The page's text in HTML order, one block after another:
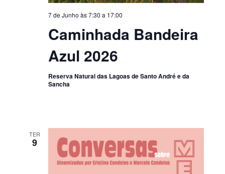
Caminhada Bandeira
Azul 2026
7 de Junho às 7:30 a 17:00
Reserva Natural das Lagoas de Santo André e da
Sancha
TER
9